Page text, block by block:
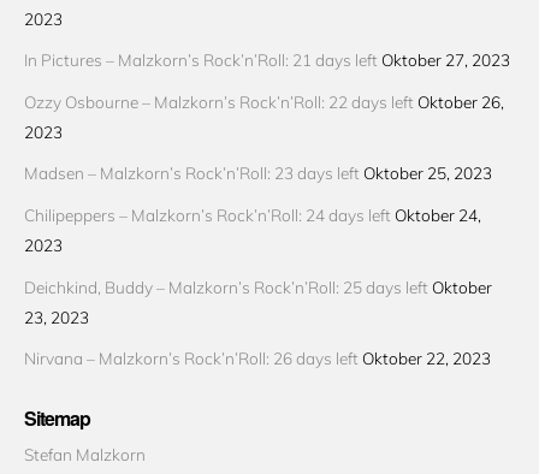
2023
In Pictures – Malzkorn’s Rock’n’Roll: 21 days left Oktober 27, 2023
Ozzy Osbourne – Malzkorn’s Rock’n’Roll: 22 days left Oktober 26,
2023
Madsen – Malzkorn’s Rock’n’Roll: 23 days left Oktober 25, 2023
Chilipeppers – Malzkorn’s Rock’n’Roll: 24 days left Oktober 24,
2023
Deichkind, Buddy – Malzkorn’s Rock’n’Roll: 25 days left Oktober
23, 2023
Nirvana – Malzkorn’s Rock’n’Roll: 26 days left Oktober 22, 2023
Sitemap
Stefan Malzkorn